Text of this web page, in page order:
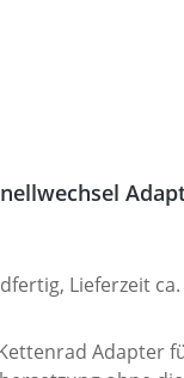
Lieferzeit
Adapter